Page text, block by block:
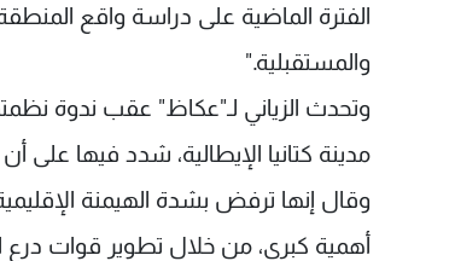
الفترة الماضية على دراسة واقع
والمستقبلية."
وتحدث الزياني لـ"عكاظ" عقب ندوة
مدينة كتانيا الإيطالية، شدد فيها على
وقال إنها ترفض بشدة الهيمنة
أهمية كبرى، من خلال تطوير قوات درع